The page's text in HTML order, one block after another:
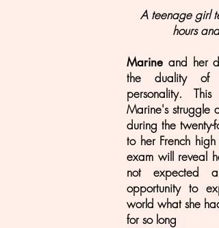
A teenage girl
hours
Marine and her
the duality of
personality.
Marine's struggle
during the
to her French
exam will reveal
not expected
opportunity to
world what she
for so long